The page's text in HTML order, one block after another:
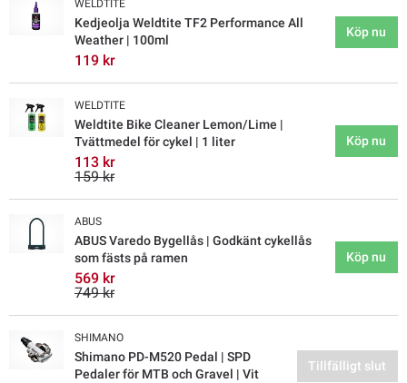
WELDTITE
Kedjeolja Weldtite TF2 Performance All
Weather | 100ml
119 kr
Köp nu
WELDTITE
Weldtite Bike Cleaner Lemon/Lime |
Tvättmedel för cykel | 1 liter
113 kr
159 kr
Köp nu
ABUS
ABUS Varedo Bygellås | Godkänt cykellås
som fästs på ramen
569 kr
749 kr
Köp nu
SHIMANO
Shimano PD-M520 Pedal | SPD
Pedaler för MTB och Gravel | Vit
Tillfälligt slut